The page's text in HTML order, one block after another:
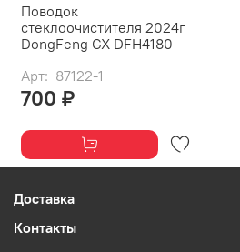
Поводок
стеклоочистителя 2024г
DongFeng GX DFH4180
Арт: 87122-1
700 ₽
Доставка
Контакты